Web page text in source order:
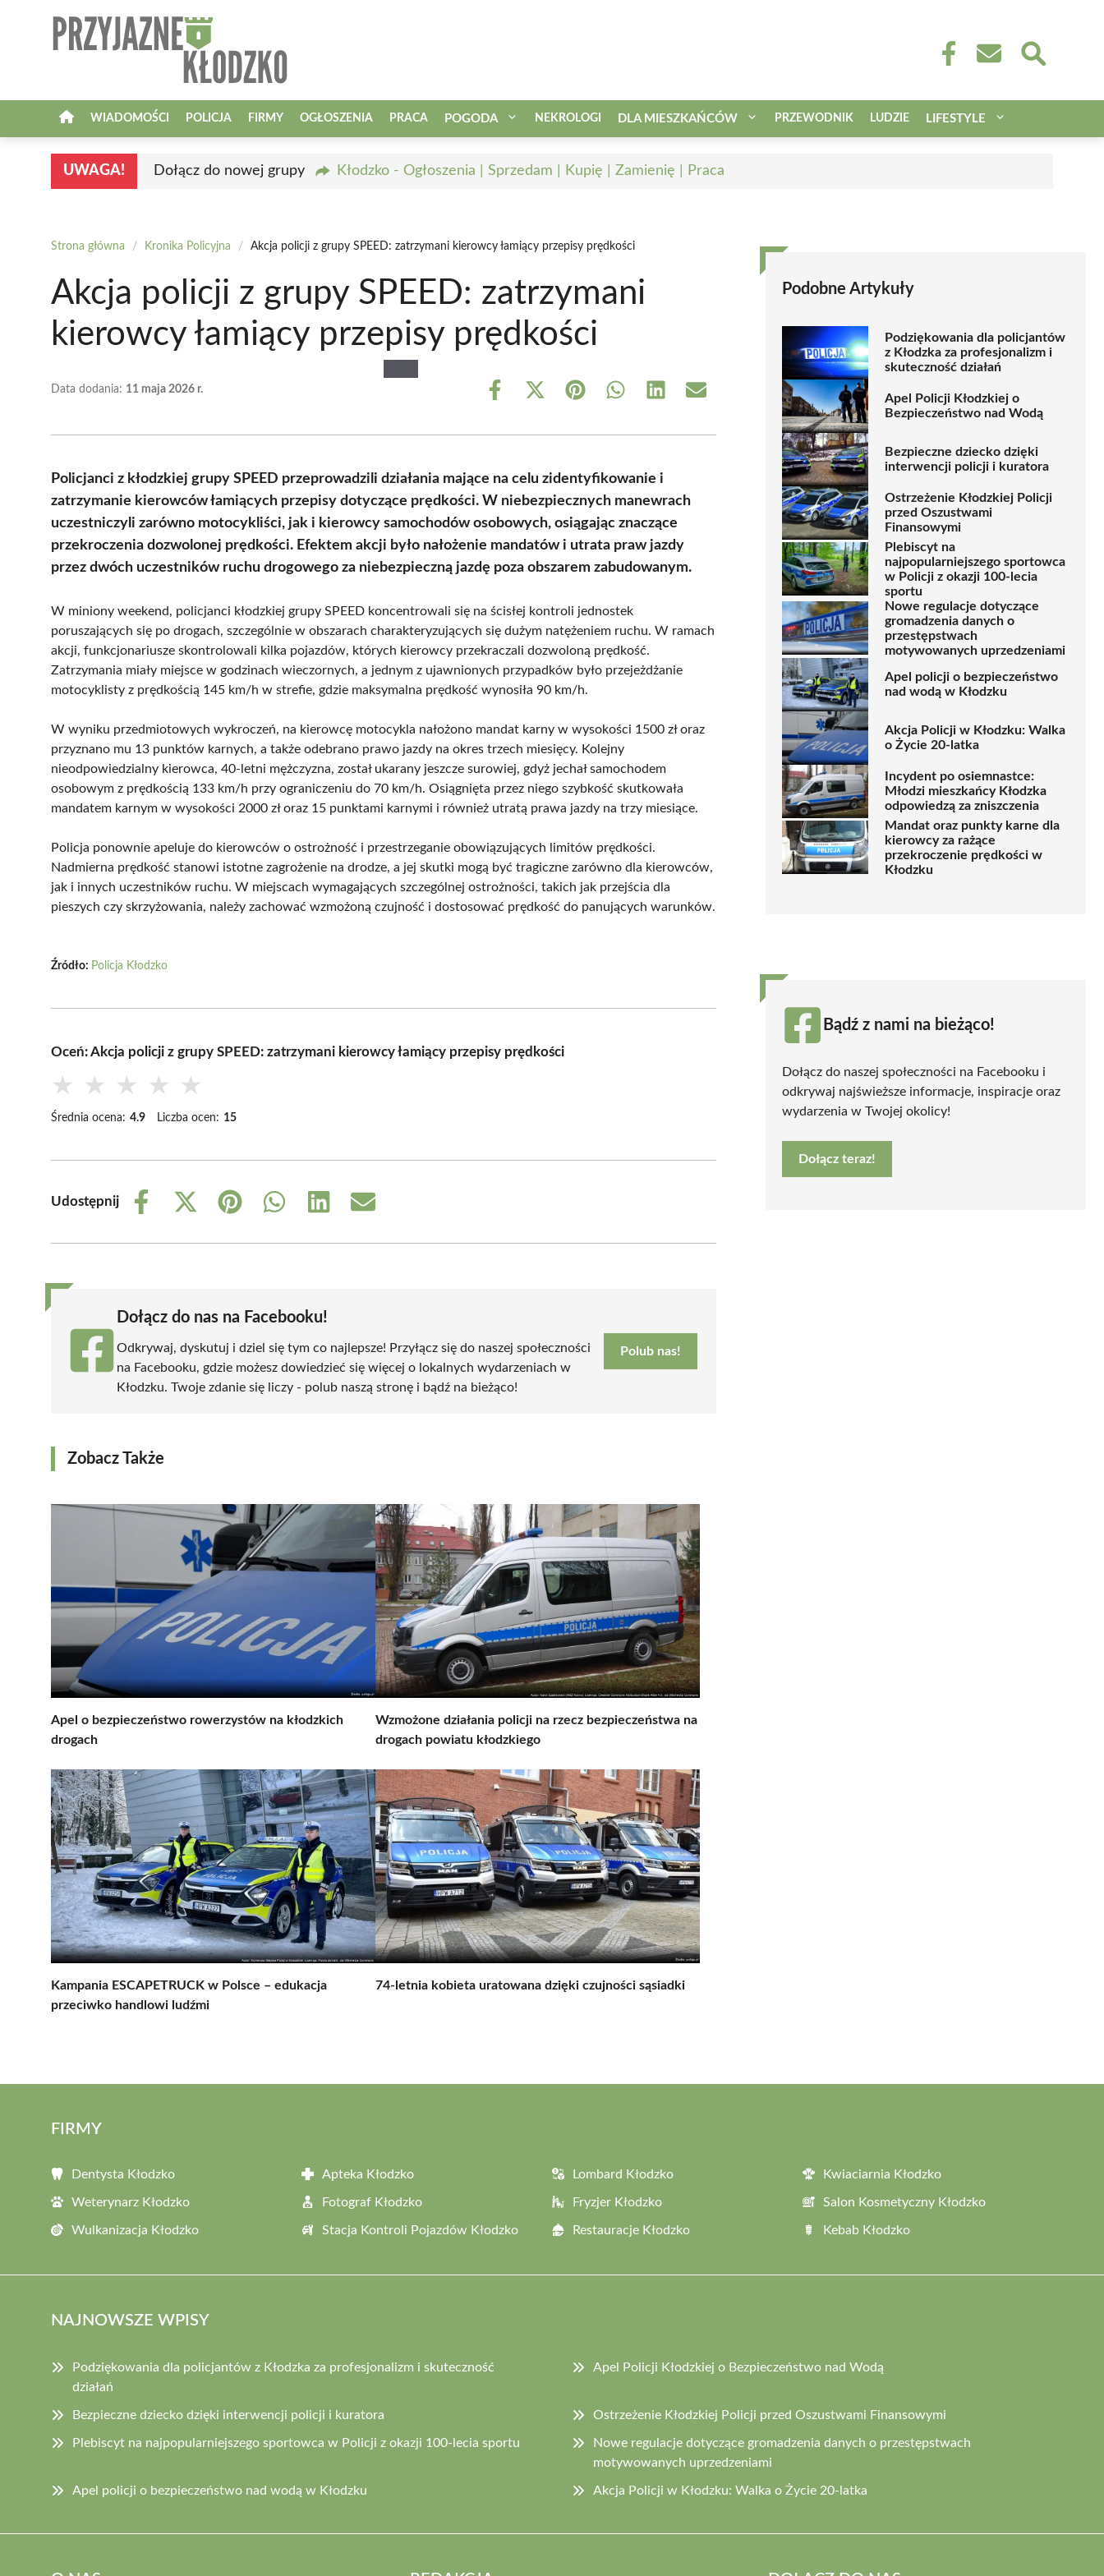
WIADOMOŚCI POLICJA FIRMY OGŁOSZENIA PRACA POGODA NEKROLOGI DLA MIESZKAŃCÓW PRZEWODNIK LUDZIE LIFESTYLE
UWAGA! Dołącz do nowej grupy Kłodzko - Ogłoszenia | Sprzedam | Kupię | Zamienię | Praca
Strona główna / Kronika Policyjna / Akcja policji z grupy SPEED: zatrzymani kierowcy łamiący przepisy prędkości
Akcja policji z grupy SPEED: zatrzymani
kierowcy łamiący przepisy prędkości
Data dodania: 11 maja 2026 r.
Share
Share
(Twitter)
Share Share Share Share
Policjanci z kłodzkiej grupy SPEED przeprowadzili działania mające na celu zidentyfikowanie i
zatrzymanie kierowców łamiących przepisy dotyczące prędkości. W niebezpiecznych manewrach
uczestniczyli zarówno motocykliści, jak i kierowcy samochodów osobowych, osiągając znaczące
przekroczenia dozwolonej prędkości. Efektem akcji było nałożenie mandatów i utrata praw jazdy
przez dwóch uczestników ruchu drogowego za niebezpieczną jazdę poza obszarem zabudowanym.
W miniony weekend, policjanci kłodzkiej grupy SPEED koncentrowali się na ścisłej kontroli jednostek
poruszających się po drogach, szczególnie w obszarach charakteryzujących się dużym natężeniem ruchu. W ramach
akcji, funkcjonariusze skontrolowali kilka pojazdów, których kierowcy przekraczali dozwoloną prędkość.
Zatrzymania miały miejsce w godzinach wieczornych, a jednym z ujawnionych przypadków było przejeżdżanie
motocyklisty z prędkością 145 km/h w strefie, gdzie maksymalna prędkość wynosiła 90 km/h.
W wyniku przedmiotowych wykroczeń, na kierowcę motocykla nałożono mandat karny w wysokości 1500 zł oraz
przyznano mu 13 punktów karnych, a także odebrano prawo jazdy na okres trzech miesięcy. Kolejny
nieodpowiedzialny kierowca, 40-letni mężczyzna, został ukarany jeszcze surowiej, gdyż jechał samochodem
osobowym z prędkością 133 km/h przy ograniczeniu do 70 km/h. Osiągnięta przez niego szybkość skutkowała
mandatem karnym w wysokości 2000 zł oraz 15 punktami karnymi i również utratą prawa jazdy na trzy miesiące.
Policja ponownie apeluje do kierowców o ostrożność i przestrzeganie obowiązujących limitów prędkości.
Nadmierna prędkość stanowi istotne zagrożenie na drodze, a jej skutki mogą być tragiczne zarówno dla kierowców,
jak i innych uczestników ruchu. W miejscach wymagających szczególnej ostrożności, takich jak przejścia dla
pieszych czy skrzyżowania, należy zachować wzmożoną czujność i dostosować prędkość do panujących warunków.
Źródło: Policja Kłodzko
Oceń: Akcja policji z grupy SPEED: zatrzymani kierowcy łamiący przepisy prędkości
★ ★ ★ ★ ★
Średnia ocena: 4.9 Liczba ocen: 15
Udostępnij
Share
Share
(Twitter)
Share
Share
Share
Share
Dołącz do nas na Facebooku!
Odkrywaj, dyskutuj i dziel się tym co najlepsze! Przyłącz się do naszej społeczności
na Facebooku, gdzie możesz dowiedzieć się więcej o lokalnych wydarzeniach w
Kłodzku. Twoje zdanie się liczy - polub naszą stronę i bądź na bieżąco!
Polub nas!
Zobacz Także
Apel o bezpieczeństwo rowerzystów na kłodzkich
drogach
Wzmożone działania policji na rzecz bezpieczeństwa na
drogach powiatu kłodzkiego
Kampania ESCAPETRUCK w Polsce – edukacja
przeciwko handlowi ludźmi
74-letnia kobieta uratowana dzięki czujności sąsiadki
Podobne Artykuły
Podziękowania dla policjantów
z Kłodzka za profesjonalizm i
skuteczność działań
Apel Policji Kłodzkiej o
Bezpieczeństwo nad Wodą
Bezpieczne dziecko dzięki
interwencji policji i kuratora
Ostrzeżenie Kłodzkiej Policji
przed Oszustwami
Finansowymi
Plebiscyt na
najpopularniejszego sportowca
w Policji z okazji 100-lecia
sportu
Nowe regulacje dotyczące
gromadzenia danych o
przestępstwach
motywowanych uprzedzeniami
Apel policji o bezpieczeństwo
nad wodą w Kłodzku
Akcja Policji w Kłodzku: Walka
o Życie 20-latka
Incydent po osiemnastce:
Młodzi mieszkańcy Kłodzka
odpowiedzą za zniszczenia
Mandat oraz punkty karne dla
kierowcy za rażące
przekroczenie prędkości w
Kłodzku
Bądź z nami na bieżąco!
Dołącz do naszej społeczności na Facebooku i
odkrywaj najświeższe informacje, inspiracje oraz
wydarzenia w Twojej okolicy!
Dołącz teraz!
FIRMY
Dentysta Kłodzko Apteka Kłodzko Lombard Kłodzko Kwiaciarnia Kłodzko
Weterynarz Kłodzko Fotograf Kłodzko Fryzjer Kłodzko Salon Kosmetyczny Kłodzko
Wulkanizacja Kłodzko Stacja Kontroli Pojazdów Kłodzko Restauracje Kłodzko Kebab Kłodzko
NAJNOWSZE WPISY
Podziękowania dla policjantów z Kłodzka za profesjonalizm i skuteczność
działań
Apel Policji Kłodzkiej o Bezpieczeństwo nad Wodą
Bezpieczne dziecko dzięki interwencji policji i kuratora Ostrzeżenie Kłodzkiej Policji przed Oszustwami Finansowymi
Plebiscyt na najpopularniejszego sportowca w Policji z okazji 100-lecia sportu
Nowe regulacje dotyczące gromadzenia danych o przestępstwach
motywowanych uprzedzeniami
Apel policji o bezpieczeństwo nad wodą w Kłodzku Akcja Policji w Kłodzku: Walka o Życie 20-latka